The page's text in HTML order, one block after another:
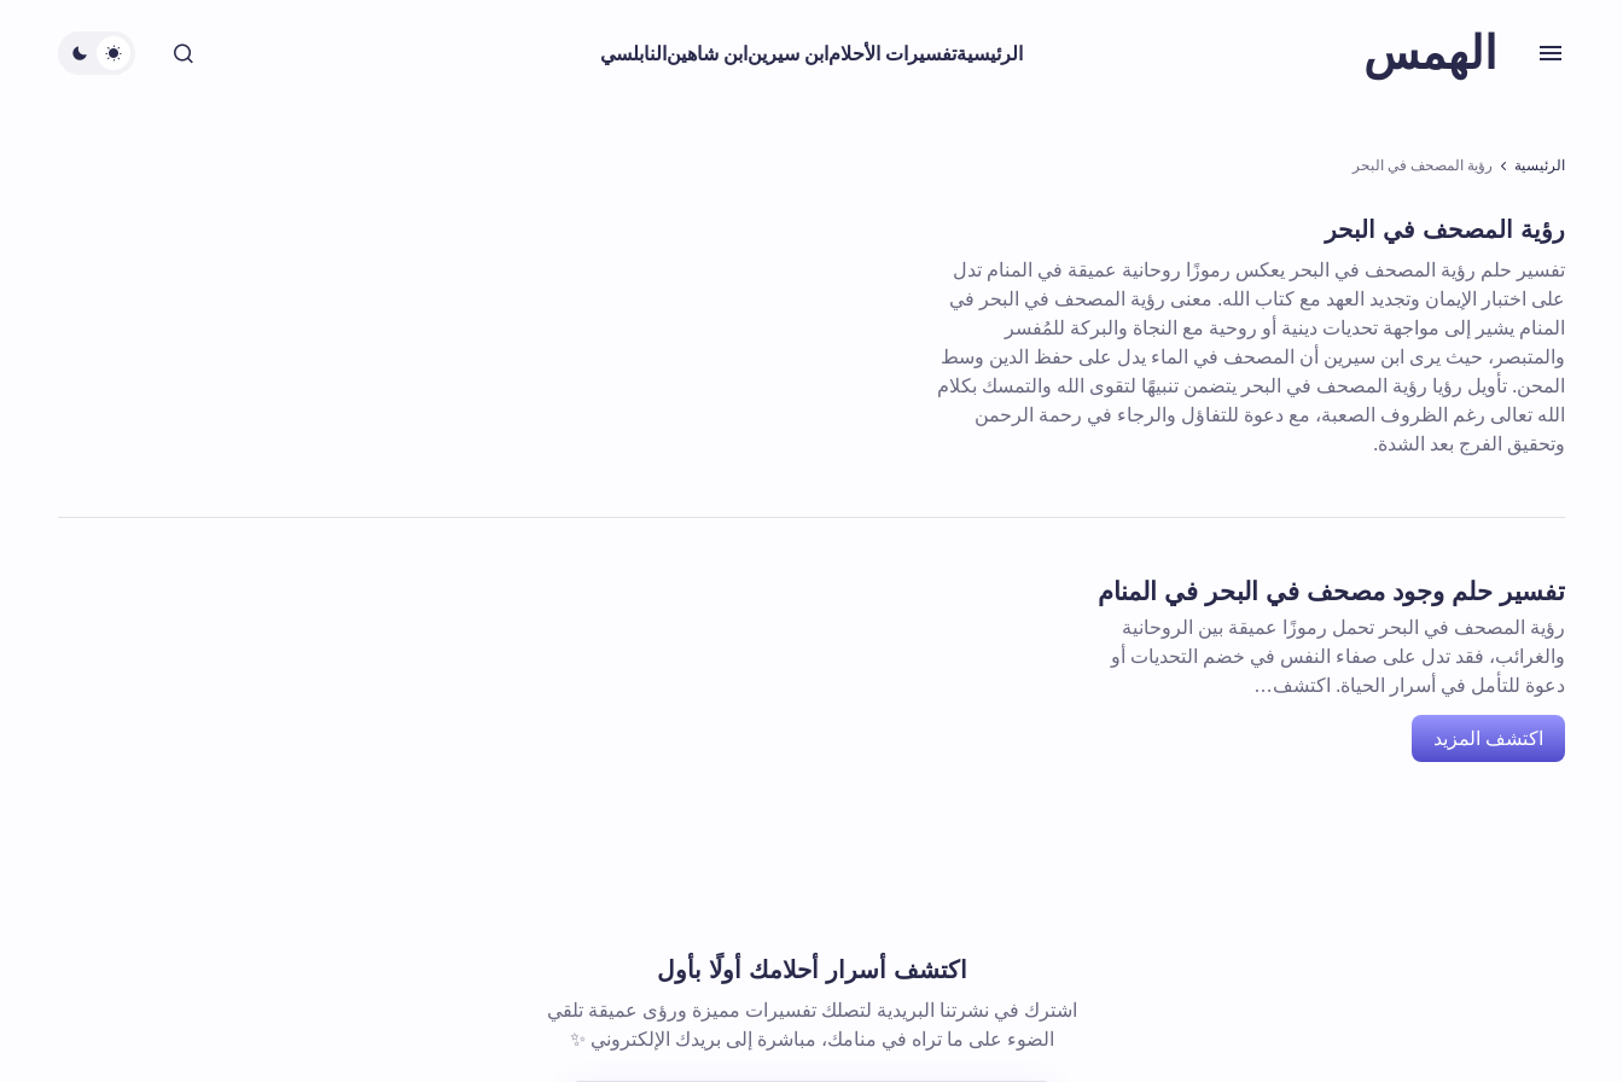
الهمس الرئيسيةتفسيرات الأحلام ابن سيرين ابن شاهين النابلسي
الرئيسية رؤية المصحف في البحر
رؤية المصحف في البحر
تفسير حلم رؤية المصحف في البحر يعكس رموزًا روحانية عميقة في المنام تدل
على اختبار الإيمان وتجديد العهد مع كتاب الله. معنى رؤية المصحف في البحر في
المنام يشير إلى مواجهة تحديات دينية أو روحية مع النجاة والبركة للمُفسر
والمتبصر، حيث يرى ابن سيرين أن المصحف في الماء يدل على حفظ الدين وسط
المحن. تأويل رؤيا رؤية المصحف في البحر يتضمن تنبيهًا لتقوى الله والتمسك بكلام
الله تعالى رغم الظروف الصعبة، مع دعوة للتفاؤل والرجاء في رحمة الرحمن
وتحقيق الفرج بعد الشدة.
تفسير حلم وجود مصحف في البحر في المنام
رؤية المصحف في البحر تحمل رموزًا عميقة بين الروحانية
والغرائب، فقد تدل على صفاء النفس في خضم التحديات أو
دعوة للتأمل في أسرار الحياة. اكتشف…
اكتشف المزيد
اكتشف أسرار أحلامك أولًا بأول
اشترك في نشرتنا البريدية لتصلك تفسيرات مميزة ورؤى عميقة تلقي
الضوء على ما تراه في منامك، مباشرة إلى بريدك الإلكتروني ✨